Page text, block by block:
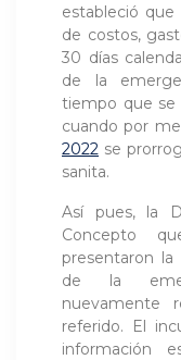
estableció que
de costos,
30 días
de la
tiempo que se
cuando por
2022 se
sanita.
Así pues, la
Concepto
presentaron
de la
nuevamente
referido. El
información